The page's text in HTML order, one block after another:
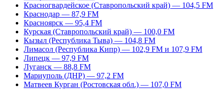
Красногвардейское (Ставропольский край) — 104,5 FM
Краснодар — 87,9 FM
Красноярск — 95,4 FM
Курская (Ставропольский край) — 100,0 FM
Кызыл (Республика Тыва) — 104,8 FM
Лимасол (Республика Кипр) — 102,9 FM и 107,9 FM
Липецк — 97,9 FM
Луганск — 88,8 FM
Мариуполь (ДНР) — 97,2 FM
Матвеев Курган (Ростовская обл.) — 107,0 FM